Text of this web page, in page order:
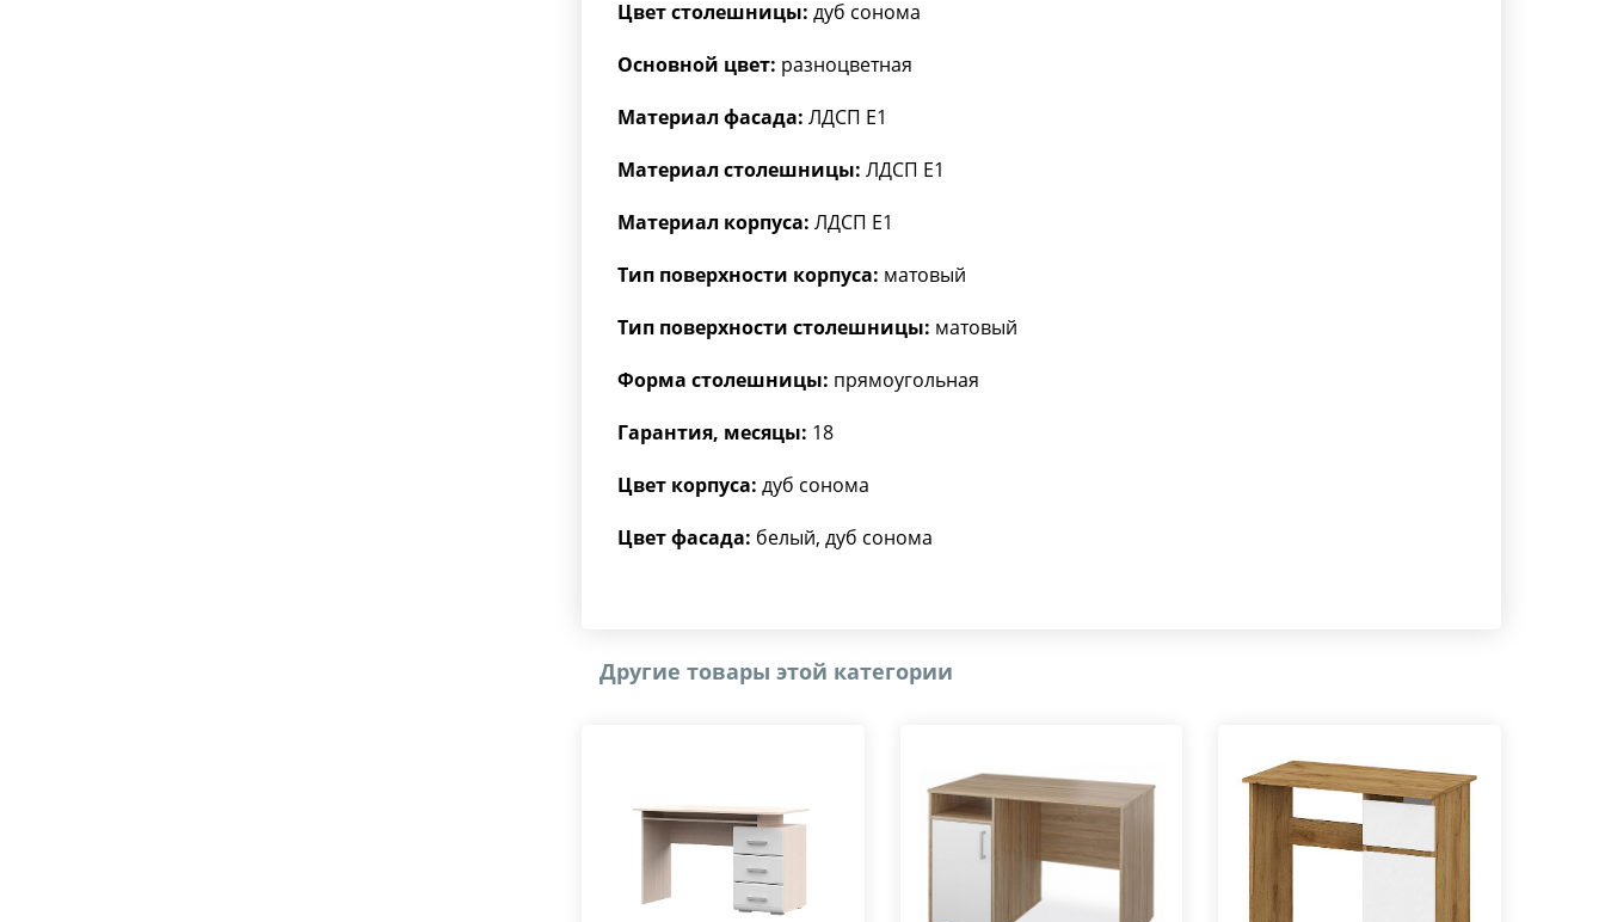
Цвет столешницы: дуб сонома
Основной цвет: разноцветная
Материал фасада: ЛДСП Е1
Материал столешницы: ЛДСП Е1
Материал корпуса: ЛДСП Е1
Тип поверхности корпуса: матовый
Тип поверхности столешницы: матовый
Форма столешницы: прямоугольная
Гарантия, месяцы: 18
Цвет корпуса: дуб сонома
Цвет фасада: белый, дуб сонома
Другие товары этой категории